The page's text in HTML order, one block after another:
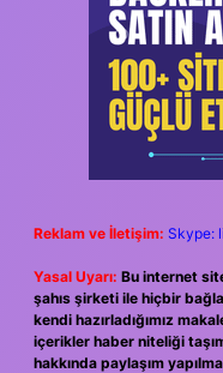
Reklam ve İletişim: Skype:
Yasal Uyarı: Bu internet
şahıs şirketi ile hiçbir
kendi hazırladığımız
içerikler haber niteliği
hakkında paylaşım